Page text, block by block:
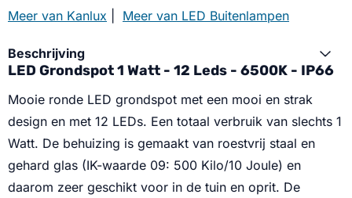
Meer van Kanlux
Meer van LED Buitenlampen
Beschrijving
LED Grondspot 1 Watt - 12 Leds - 6500K - IP66
Mooie ronde LED grondspot met een mooi en strak
design en met 12 LEDs. Een totaal verbruik van slechts 1
Watt. De behuizing is gemaakt van roestvrij staal en
gehard glas (IK-waarde 09: 500 Kilo/10 Joule) en
daarom zeer geschikt voor in de tuin en oprit. De